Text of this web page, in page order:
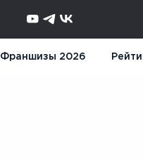
Франшизы 2026